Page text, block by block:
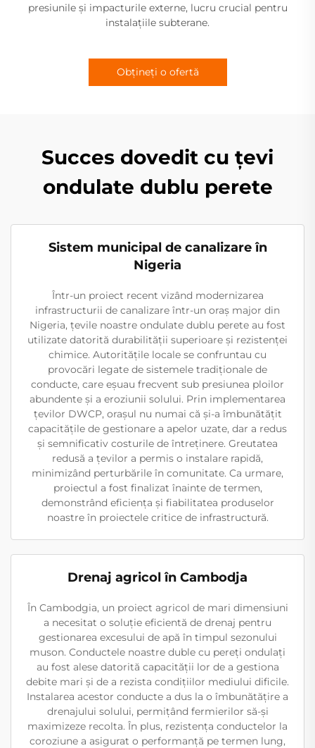
presiunile și impacturile externe, lucru crucial pentru
instalațiile subterane.
Obțineți o ofertă
Succes dovedit cu țevi
ondulate dublu perete
Sistem municipal de canalizare în
Nigeria
Într-un proiect recent vizând modernizarea
infrastructurii de canalizare într-un oraș major din
Nigeria, țevile noastre ondulate dublu perete au fost
utilizate datorită durabilității superioare și rezistenței
chimice. Autoritățile locale se confruntau cu
provocări legate de sistemele tradiționale de
conducte, care eșuau frecvent sub presiunea ploilor
abundente și a eroziunii solului. Prin implementarea
țevilor DWCP, orașul nu numai că și-a îmbunătățit
capacitățile de gestionare a apelor uzate, dar a redus
și semnificativ costurile de întreținere. Greutatea
redusă a țevilor a permis o instalare rapidă,
minimizând perturbările în comunitate. Ca urmare,
proiectul a fost finalizat înainte de termen,
demonstrând eficiența și fiabilitatea produselor
noastre în proiectele critice de infrastructură.
Drenaj agricol în Cambodja
În Cambodgia, un proiect agricol de mari dimensiuni
a necesitat o soluție eficientă de drenaj pentru
gestionarea excesului de apă în timpul sezonului
muson. Conductele noastre duble cu pereți ondulați
au fost alese datorită capacității lor de a gestiona
debite mari și de a rezista condițiilor mediului dificile.
Instalarea acestor conducte a dus la o îmbunătățire a
drenajului solului, permițând fermierilor să-și
maximizeze recolta. În plus, rezistența conductelor la
coroziune a asigurat o performanță pe termen lung,